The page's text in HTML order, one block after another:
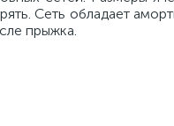
Сеть обладает
прыжка.